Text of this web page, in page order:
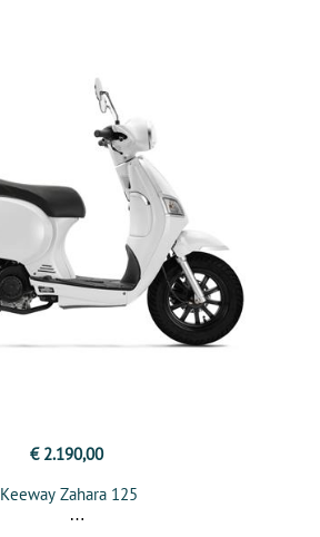
€ 2.190,00
Keeway Zahara 125